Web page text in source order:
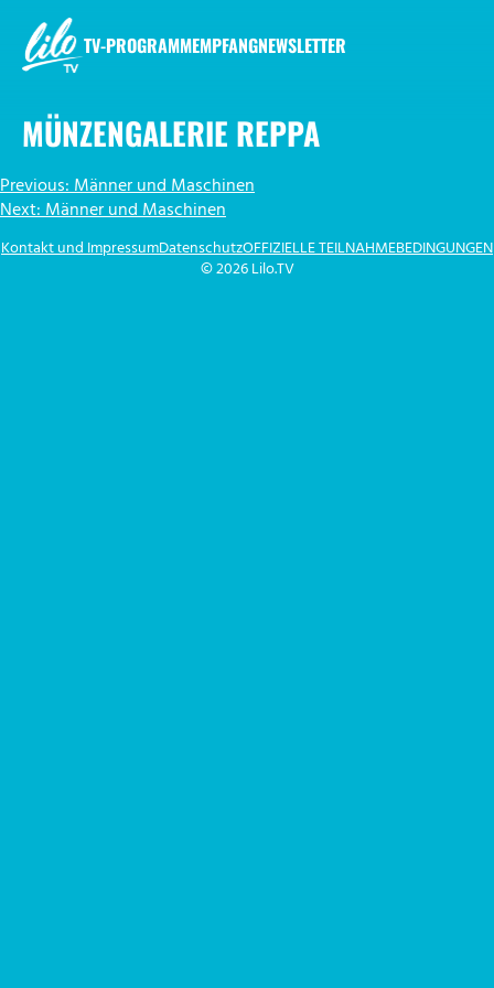
Inhalt
springen
TV-PROGRAMMEMPFANGNEWSLETTER
MÜNZENGALERIE REPPA
BEITRAGSNAVIGATION
Previous:Männer und Maschinen
Next:Männer und Maschinen
© 2026 Lilo.TV
Kontakt und ImpressumDatenschutzOFFIZIELLE TEILNAHMEBEDINGUNGEN